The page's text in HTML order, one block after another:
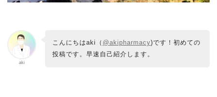
aki
こんにちはaki（ @akipharmacy)です！初めての
投稿です。早速自己紹介します。